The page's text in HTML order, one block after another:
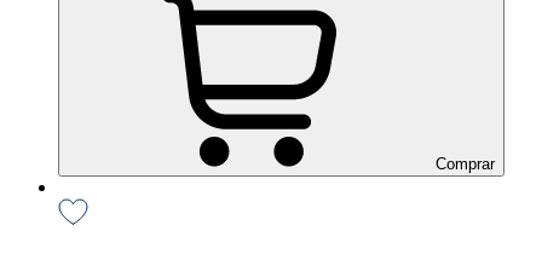
Comprar